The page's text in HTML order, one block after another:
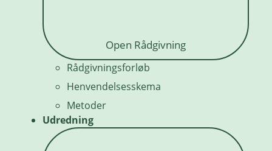
Open Rådgivning
Rådgivningsforløb
Henvendelsesskema
Metoder
Udredning